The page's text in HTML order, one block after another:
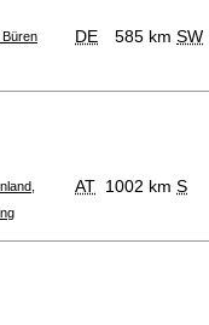
Büren DE 585 km SW
AT 1002 km S